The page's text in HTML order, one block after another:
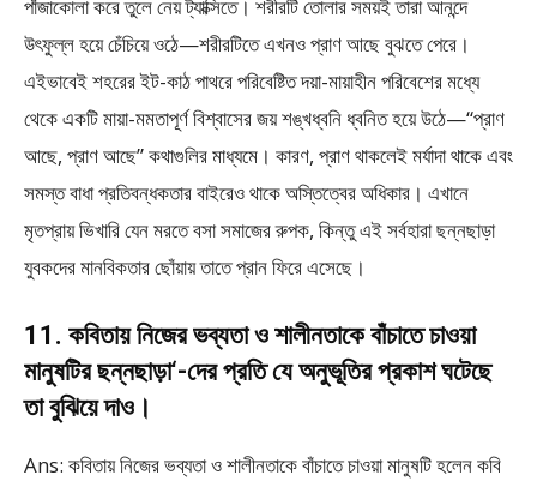
পাঁজাকোলা করে তুলে নেয় ট্যাক্সিতে। শরীরটি তোলার সময়ই তারা আনন্দে
উৎফুল্ল হয়ে চেঁচিয়ে ওঠে—শরীরটিতে এখনও প্রাণ আছে বুঝতে পেরে।
এইভাবেই শহরের ইট-কাঠ পাথরে পরিবেষ্টিত দয়া-মায়াহীন পরিবেশের মধ্যে
থেকে একটি মায়া-মমতাপূর্ণ বিশ্বাসের জয় শঙ্খধ্বনি ধ্বনিত হয়ে উঠে—“প্রাণ
আছে, প্রাণ আছে” কথাগুলির মাধ্যমে। কারণ, প্রাণ থাকলেই মর্যাদা থাকে এবং
সমস্ত বাধা প্রতিবন্ধকতার বাইরেও থাকে অস্তিত্বের অধিকার। এখানে
মৃতপ্রায় ভিখারি যেন মরতে বসা সমাজের রুপক, কিন্তু এই সর্বহারা ছন্নছাড়া
যুবকদের মানবিকতার ছোঁয়ায় তাতে প্রান ফিরে এসেছে।
11. কবিতায় নিজের ভব্যতা ও শালীনতাকে বাঁচাতে চাওয়া
মানুষটির ছন্নছাড়া‘-দের প্রতি যে অনুভূতির প্রকাশ ঘটেছে
তা বুঝিয়ে দাও।
Ans: কবিতায় নিজের ভব্যতা ও শালীনতাকে বাঁচাতে চাওয়া মানুষটি হলেন কবি